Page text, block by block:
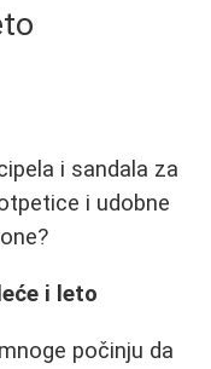
i sandala za
i udobne
i leto
počinju da